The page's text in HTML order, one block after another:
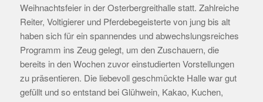
Weihnachtsfeier in der Osterbergreithalle statt. Zahlreiche
Reiter, Voltigierer und Pferdebegeisterte von jung bis alt
haben sich für ein spannendes und abwechslungsreiches
Programm ins Zeug gelegt, um den Zuschauern, die
bereits in den Wochen zuvor einstudierten Vorstellungen
zu präsentieren. Die liebevoll geschmückte Halle war gut
gefüllt und so entstand bei Glühwein, Kakao, Kuchen,